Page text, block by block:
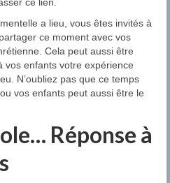
a lieu, vous êtes invités à
ce moment avec vos
Cela peut aussi être
vos enfants votre expérience
N’oubliez pas que ce temps
vos enfants peut aussi être le
Réponse à